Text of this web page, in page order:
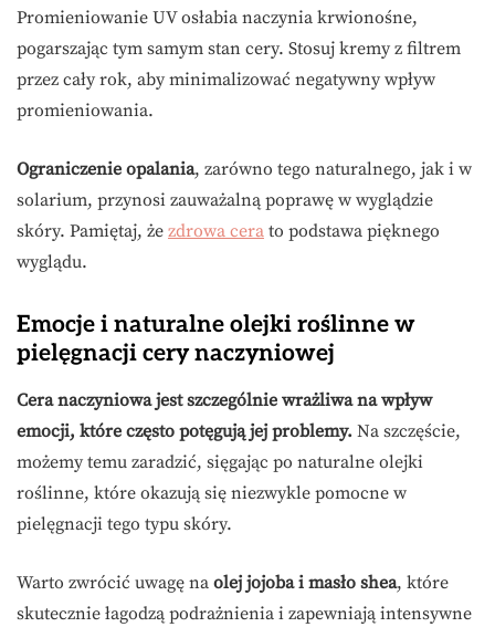
Promieniowanie UV osłabia naczynia krwionośne,
pogarszając tym samym stan cery. Stosuj kremy z filtrem
przez cały rok, aby minimalizować negatywny wpływ
promieniowania.
Ograniczenie opalania, zarówno tego naturalnego, jak i w
solarium, przynosi zauważalną poprawę w wyglądzie
skóry. Pamiętaj, że zdrowa cera to podstawa pięknego
wyglądu.
Emocje i naturalne olejki roślinne w
pielęgnacji cery naczyniowej
Cera naczyniowa jest szczególnie wrażliwa na wpływ
emocji, które często potęgują jej problemy. Na szczęście,
możemy temu zaradzić, sięgając po naturalne olejki
roślinne, które okazują się niezwykle pomocne w
pielęgnacji tego typu skóry.
Warto zwrócić uwagę na olej jojoba i masło shea, które
skutecznie łagodzą podrażnienia i zapewniają intensywne